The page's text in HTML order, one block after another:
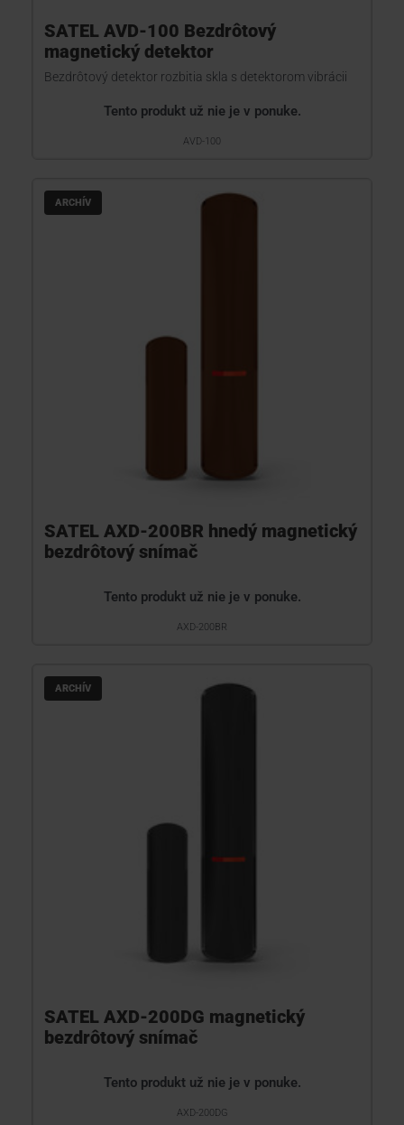
SATEL AVD-100 Bezdrôtový
magnetický detektor
Bezdrôtový detektor rozbitia skla s detektorom vibrácii
Tento produkt už nie je v ponuke.
AVD-100
ARCHÍV
SATEL AXD-200BR hnedý magnetický
bezdrôtový snímač
Tento produkt už nie je v ponuke.
AXD-200BR
ARCHÍV
SATEL AXD-200DG magnetický
bezdrôtový snímač
Tento produkt už nie je v ponuke.
AXD-200DG